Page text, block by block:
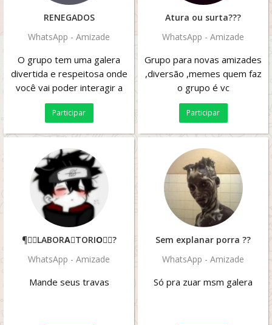
RENEGADOS
WhatsApp - Amizade
O grupo tem uma galera
divertida e respeitosa onde
você vai poder interagir a
vontade e dar muitas
risadas , um grupo...
Participar
Atura ou surta???
WhatsApp - Amizade
Grupo para novas amizades
,diversão ,memes quem faz
o grupo é vc
Participar
¶֎⃟LABORA⃢TORIO⃟⃤?
WhatsApp - Amizade
Mande seus travas
Sem explanar porra ??
WhatsApp - Amizade
Só pra zuar msm galera